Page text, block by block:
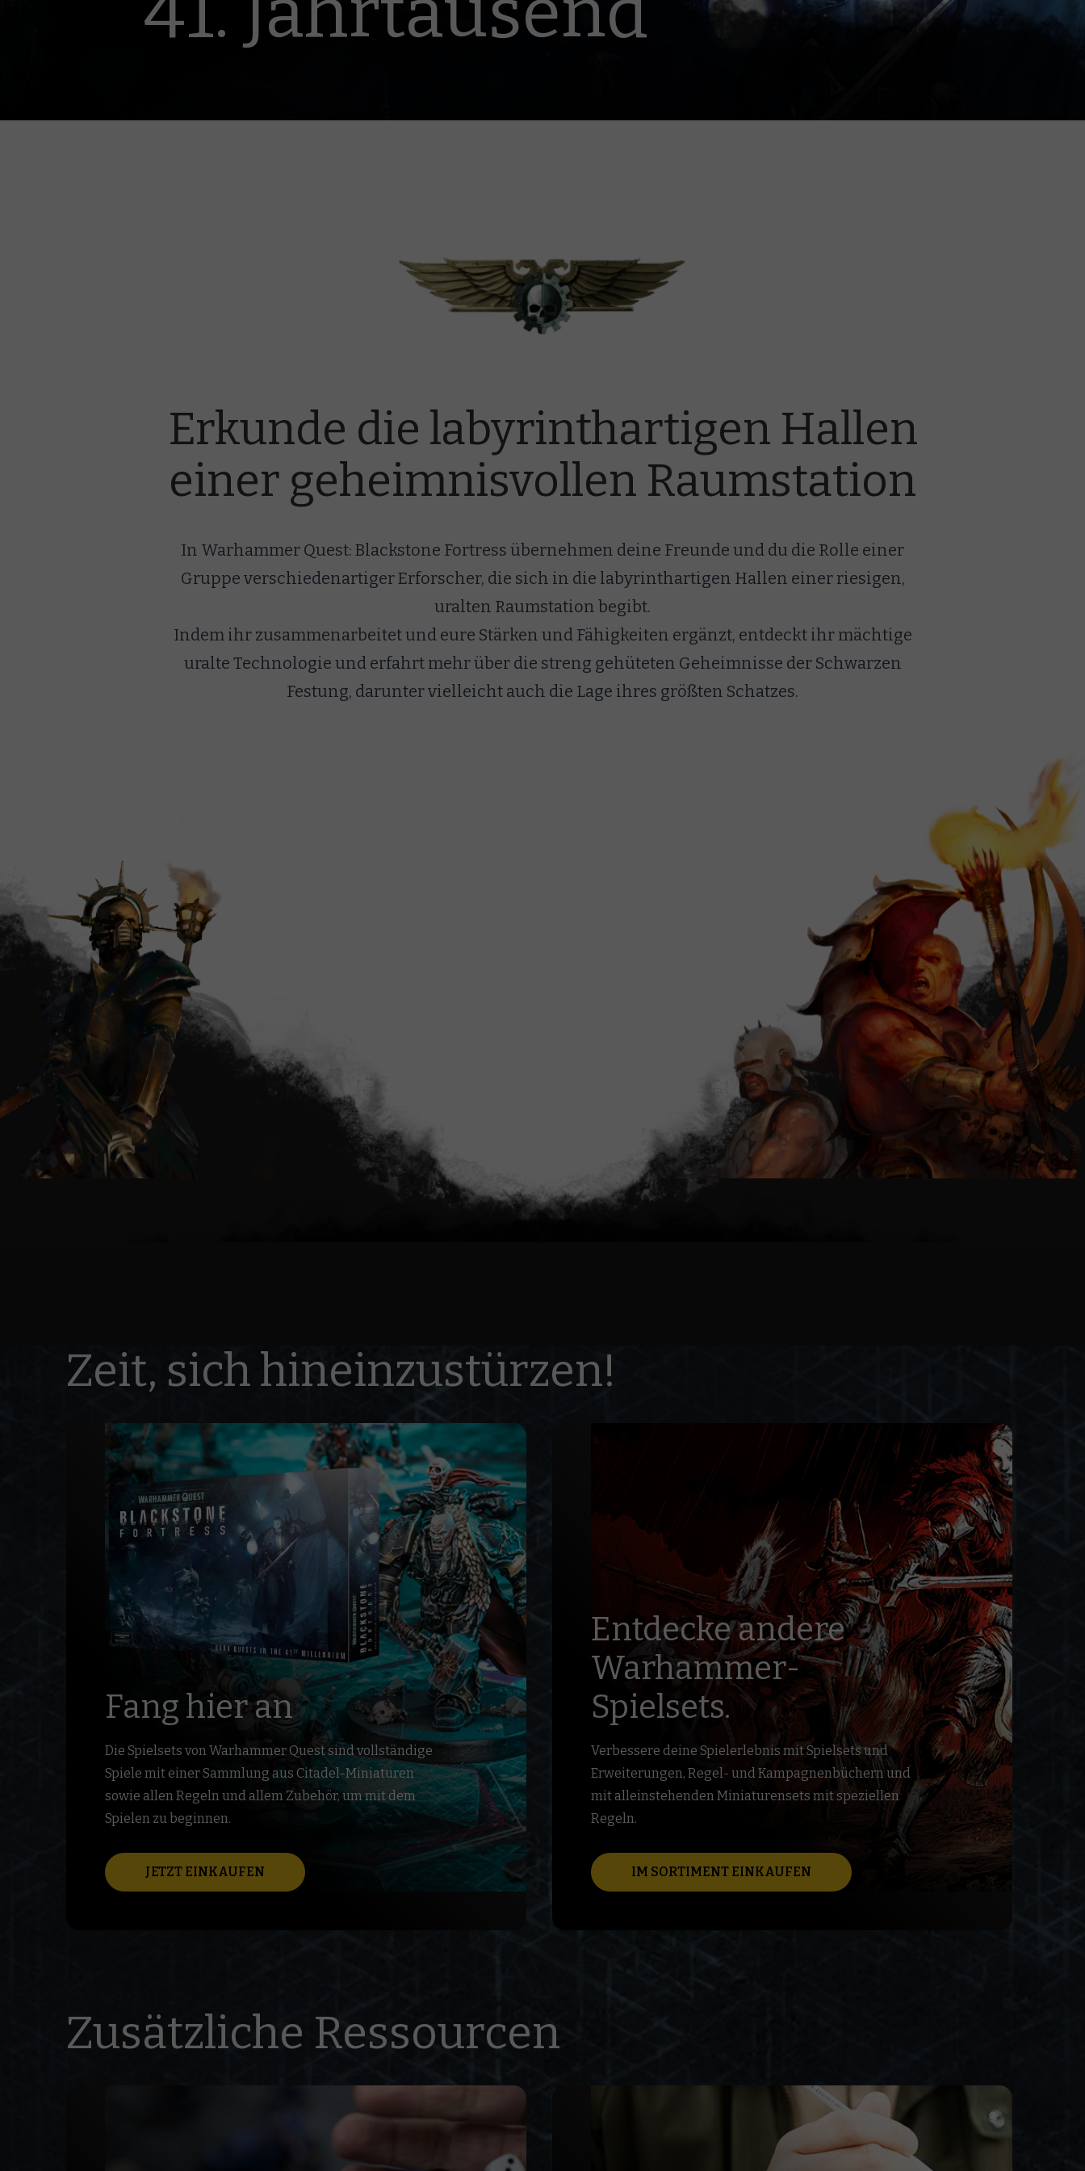
Erkunde die labyrinthartigen Hallen
einer geheimnisvollen Raumstation
In Warhammer Quest: Blackstone Fortress übernehmen deine Freunde und du die Rolle einer
Gruppe verschiedenartiger Erforscher, die sich in die labyrinthartigen Hallen einer riesigen,
uralten Raumstation begibt.
Indem ihr zusammenarbeitet und eure Stärken und Fähigkeiten ergänzt, entdeckt ihr mächtige
uralte Technologie und erfahrt mehr über die streng gehüteten Geheimnisse der Schwarzen
Festung, darunter vielleicht auch die Lage ihres größten Schatzes.
Zeit, sich hineinzustürzen!
Fang hier an
Die Spielsets von Warhammer Quest sind vollständige
Spiele mit einer Sammlung aus Citadel-Miniaturen
sowie allen Regeln und allem Zubehör, um mit dem
Spielen zu beginnen.
JETZT EINKAUFEN
Entdecke andere
Warhammer-
Spielsets.
Verbessere deine Spielerlebnis mit Spielsets und
Erweiterungen, Regel- und Kampagnenbüchern und
mit alleinstehenden Miniaturensets mit speziellen
Regeln.
IM SORTIMENT EINKAUFEN
Zusätzliche Ressourcen